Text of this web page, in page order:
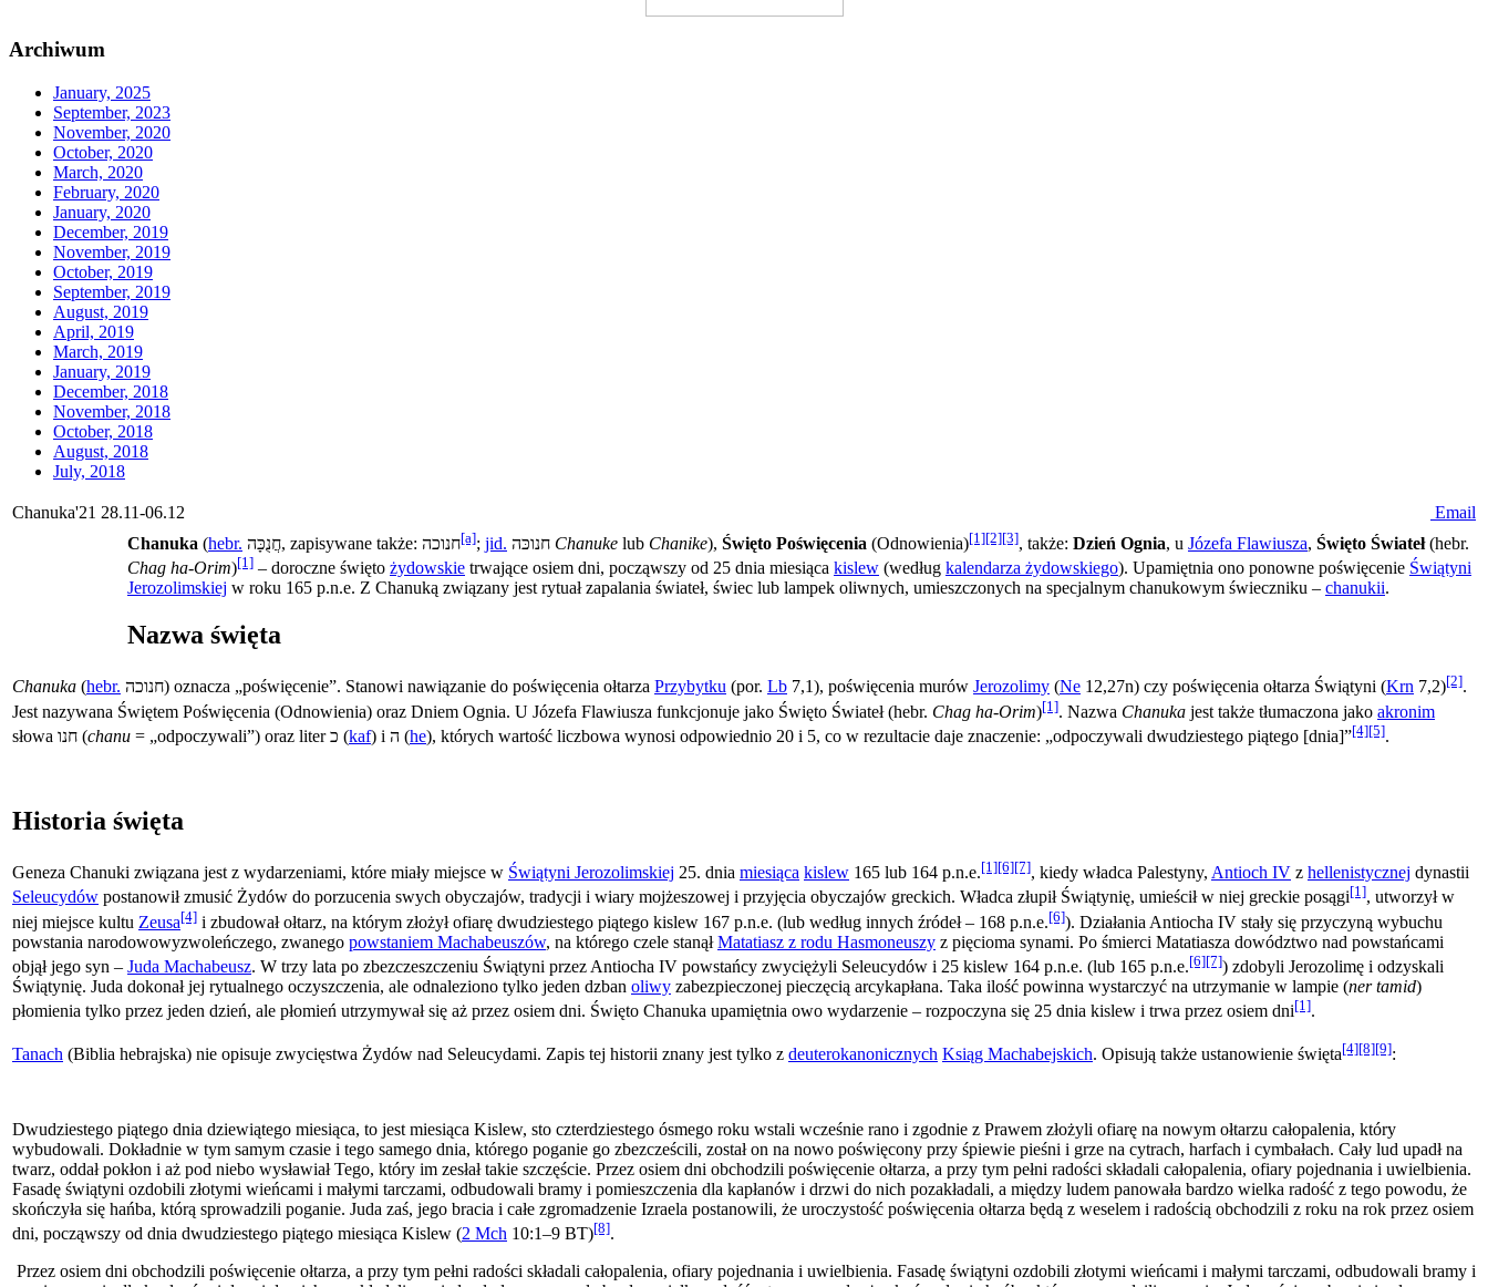
Archiwum
January, 2025
September, 2023
November, 2020
October, 2020
March, 2020
February, 2020
January, 2020
December, 2019
November, 2019
October, 2019
September, 2019
August, 2019
April, 2019
March, 2019
January, 2019
December, 2018
November, 2018
October, 2018
August, 2018
July, 2018
Chanuka'21 28.11-06.12
Email
Chanuka (hebr. , zapisywane także: [a]; jid. Chanuke lub Chanike), Święto Poświęcenia (Odnowienia)[1][2][3], także: Dzień Ognia, u Józefa Flawiusza, Święto Świateł(hebr.
Chag ha-Orim)[1] – doroczne święto żydowskie trwające osiem dni, począwszy od 25 dnia miesiąca kislew (według kalendarza żydowskiego). Upamiętnia ono ponowne poświęcenie Świątyni
Jerozolimskiej w roku 165 p.n.e. Z Chanuką związany jest rytuał zapalania świateł, świec lub lampek oliwnych, umieszczonych na specjalnym chanukowym świeczniku – chanukii.
Nazwa święta
Chanuka (hebr. ) oznacza „poświęcenie”. Stanowi nawiązanie do poświęcenia ołtarza Przybytku (por. Lb 7,1), poświęcenia murów Jerozolimy (Ne 12,27n) czy poświęcenia ołtarza Świątyni (Krn 7,2)[2].
Jest nazywana Świętem Poświęcenia (Odnowienia) oraz Dniem Ognia. U Józefa Flawiusza funkcjonuje jako Święto Świateł (hebr. Chag ha-Orim)[1]. Nazwa Chanuka jest także tłumaczona jako akronim
słowa
(chanu = „odpoczywali”) oraz liter (kaf) i (he), których wartość liczbowa wynosi odpowiednio 20 i 5, co w rezultacie daje znaczenie: „odpoczywali dwudziestego piątego [dnia]”[4][5].
Historia święta
Geneza Chanuki związana jest z wydarzeniami, które miały miejsce w Świątyni Jerozolimskiej 25. dnia miesiąca kislew 165 lub 164 p.n.e.[1][6][7], kiedy władca Palestyny, Antioch IV z hellenistycznej dynastii
Seleucydów postanowił zmusić Żydów do porzucenia swych obyczajów, tradycji i wiary mojżeszowej i przyjęcia obyczajów greckich. Władca złupił Świątynię, umieścił w niej greckie posągi[1], utworzył w
niej miejsce kultu Zeusa[4] i zbudował ołtarz, na którym złożył ofiarę dwudziestego piątego kislew 167 p.n.e. (lub według innych źródeł – 168 p.n.e.[6]). Działania Antiocha IV stały się przyczyną wybuchu
powstania narodowowyzwoleńczego, zwanego powstaniem Machabeuszów, na którego czele stanąłMatatiasz z rodu Hasmoneuszy z pięcioma synami. Po śmierci Matatiasza dowództwo nad powstańcami
objął jego syn – Juda Machabeusz. W trzy lata po zbezczeszczeniu Świątyni przez Antiocha IV powstańcy zwyciężyli Seleucydów i 25 kislew 164 p.n.e. (lub 165 p.n.e.[6][7]) zdobyli Jerozolimę i odzyskali
Świątynię. Juda dokonał jej rytualnego oczyszczenia, ale odnaleziono tylko jeden dzban oliwy zabezpieczonej pieczęcią arcykapłana. Taka ilość powinna wystarczyć na utrzymanie w lampie (ner tamid)
płomienia tylko przez jeden dzień, ale płomień utrzymywał się aż przez osiem dni. Święto Chanuka upamiętnia owo wydarzenie – rozpoczyna się 25 dnia kislew i trwa przez osiem dni[1].
Tanach (Biblia hebrajska) nie opisuje zwycięstwa Żydów nad Seleucydami. Zapis tej historii znany jest tylko z deuterokanonicznych Ksiąg Machabejskich. Opisują także ustanowienie święta[4][8][9]:
Dwudziestego piątego dnia dziewiątego miesiąca, to jest miesiąca Kislew, sto czterdziestego ósmego roku wstali wcześnie rano i zgodnie z Prawem złożyli ofiarę na nowym ołtarzu całopalenia, który
wybudowali. Dokładnie w tym samym czasie i tego samego dnia, którego poganie go zbezcześcili, został on na nowo poświęcony przy śpiewie pieśni i grze na cytrach, harfach i cymbałach. Cały lud upadł na
twarz, oddał pokłon i aż pod niebo wysławiał Tego, który im zesłał takie szczęście. Przez osiem dni obchodzili poświęcenie ołtarza, a przy tym pełni radości składali całopalenia, ofiary pojednania i uwielbienia.
Fasadę świątyni ozdobili złotymi wieńcami i małymi tarczami, odbudowali bramy i pomieszczenia dla kapłanów i drzwi do nich pozakładali, a między ludem panowała bardzo wielka radość z tego powodu, że
skończyła się hańba, którą sprowadzili poganie. Juda zaś, jego bracia i całe zgromadzenie Izraela postanowili, że uroczystość poświęcenia ołtarza będą z weselem i radością obchodzili z roku na rok przez osiem
dni, począwszy od dnia dwudziestego piątego miesiąca Kislew (2 Mch 10:1–9 BT)[8].
Przez osiem dni obchodzili poświęcenie ołtarza, a przy tym pełni radości składali całopalenia, ofiary pojednania i uwielbienia. Fasadę świątyni ozdobili złotymi wieńcami i małymi tarczami, odbudowali bramy i